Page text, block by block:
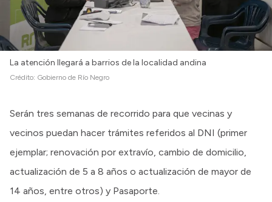
Consulta de pago a proveedores
Convocatorias
Intranet
Login
La atención llegará a barrios de la localidad andina
Crédito: Gobierno de Río Negro
Serán tres semanas de recorrido para que vecinas y
vecinos puedan hacer trámites referidos al DNI (primer
ejemplar; renovación por extravío, cambio de domicilio,
actualización de 5 a 8 años o actualización de mayor de
14 años, entre otros) y Pasaporte.